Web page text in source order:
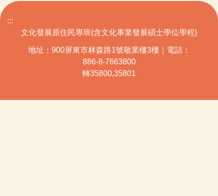
:::
文化發展原住民專班(含文化事業發展碩士學位學程)
地址：900屏東市林森路1號敬業樓3樓｜電話：
886-8-7663800
轉35800,35801